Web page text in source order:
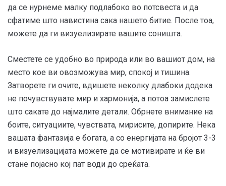
да се нурнеме малку подлабоко во потсвеста и да
сфатиме што навистина сака нашето битие. После тоа,
можете да ги визуелизирате вашите соништа.
Сместете се удобно во природа или во вашиот дом, на
место кое ви овозможува мир, спокој и тишина.
Затворете ги очите, вдишете неколку длабоки додека
не почувствувате мир и хармонија, а потоа замислете
што сакате до најмалите детали. Обрнете внимание на
боите, ситуациите, чувствата, мирисите, допирите. Нека
вашата фантазија е богата, а со енергијата на бројот 3-3
и визуелизацијата можете да се мотивирате и ќе ви
стане појасно кој пат води до среќата.